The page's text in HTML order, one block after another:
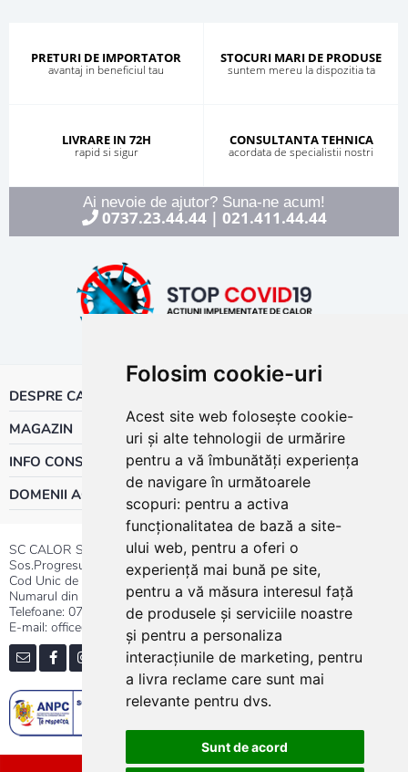
Folosim cookie-uri
Acest site web folosește cookie-
uri și alte tehnologii de urmărire
pentru a vă îmbunătăți experiența
de navigare în următoarele
scopuri: pentru a activa
funcționalitatea de bază a site-
ului web, pentru a oferi o
experiență mai bună pe site,
pentru a vă măsura interesul față
de produsele și serviciile noastre
și pentru a personaliza
interacțiunile de marketing, pentru
a livra reclame care sunt mai
relevante pentru dvs.
Sunt de acord
PRETURI DE IMPORTATOR
avantaj in beneficiul tau
STOCURI MARI DE PRODUSE
suntem mereu la dispozitia ta
LIVRARE IN 72H
rapid si sigur
CONSULTANTA TEHNICA
acordata de specialistii nostri
Ai nevoie de ajutor? Suna-ne acum!
0737.23.44.44| 021.411.44.44
DESPRE CALOR
MAGAZIN
INFO CONSUMATOR
DOMENII ACTIVITATE
SC CALOR SRL
Sos.Progresului nr.30-40, Sector 5, Bucuresti
Cod Unic de Inregistrare: RO 3004724
Numarul din Registrul Comertului:J40/13176/1991
Telefoane: 0737.23.44.44|021.411.44.44
E-mail: office@calor.ro